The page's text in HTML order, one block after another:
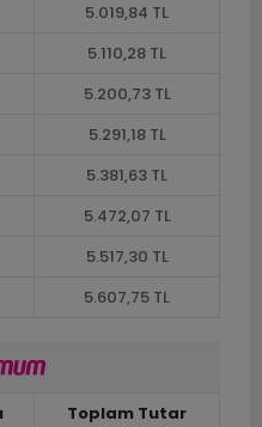
5.019,84 TL
5.110,28 TL
5.200,73 TL
5.291,18 TL
5.381,63 TL
5.472,07 TL
5.517,30 TL
5.607,75 TL
Toplam Tutar